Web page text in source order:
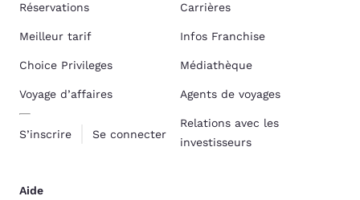
Réservations
Meilleur tarif
Choice Privileges
Voyage d’affaires
S’inscrire Se connecter
Carrières
Infos Franchise
Médiathèque
Agents de voyages
Relations avec les
investisseurs
Aide